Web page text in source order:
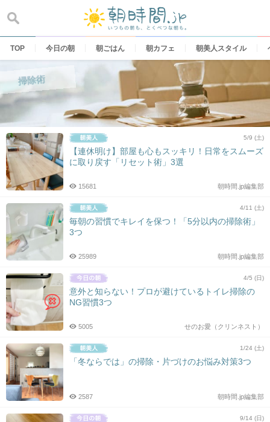
content
TOP 今日の朝 朝ごはん 朝カフェ 朝美人スタイル
掃除術
5/9 (土)
【連休明け】部屋も心もスッキリ！日常をスムーズ
に取り戻す「リセット術」3選
朝時間.jp編集部
15681
4/11 (土)
毎朝の習慣でキレイを保つ！「5分以内の掃除術」
3つ
朝時間.jp編集部
25989
4/5 (日)
意外と知らない！プロが避けているトイレ掃除の
NG習慣3つ
せのお愛（クリンネスト）
5005
1/24 (土)
「冬ならでは」の掃除・片づけのお悩み対策3つ
朝時間.jp編集部
2587
9/14 (日)